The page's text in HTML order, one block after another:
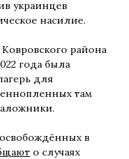
украинцев
насилие.
района
года была
для
там
в
о случаях